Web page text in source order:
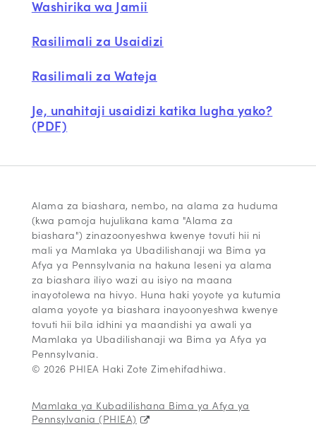
Washirika wa Jamii
Rasilimali za Usaidizi
Rasilimali za Wateja
Je, unahitaji usaidizi katika lugha yako?
(PDF)
Alama za biashara, nembo, na alama za huduma
(kwa pamoja hujulikana kama "Alama za
biashara") zinazoonyeshwa kwenye tovuti hii ni
mali ya Mamlaka ya Ubadilishanaji wa Bima ya
Afya ya Pennsylvania na hakuna leseni ya alama
za biashara iliyo wazi au isiyo na maana
inayotolewa na hivyo. Huna haki yoyote ya kutumia
alama yoyote ya biashara inayoonyeshwa kwenye
tovuti hii bila idhini ya maandishi ya awali ya
Mamlaka ya Ubadilishanaji wa Bima ya Afya ya
Pennsylvania.
© 2026 PHIEA Haki Zote Zimehifadhiwa.
Mamlaka ya Kubadilishana Bima ya Afya ya
Pennsylvania (PHIEA)